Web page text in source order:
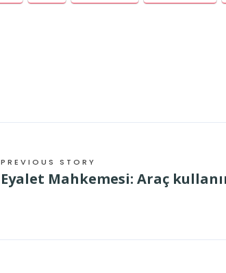
PREVIOUS STORY
Eyalet Mahkemesi: Araç